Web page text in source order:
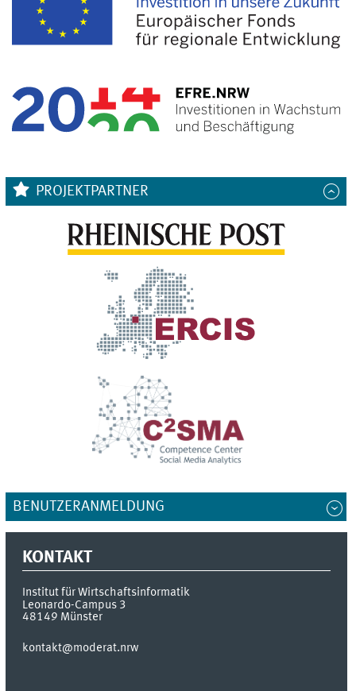
PROJEKTPARTNER
BENUTZERANMELDUNG
KONTAKT
Institut für Wirtschaftsinformatik
Leonardo-Campus 3
48149 Münster
kontakt@moderat.nrw